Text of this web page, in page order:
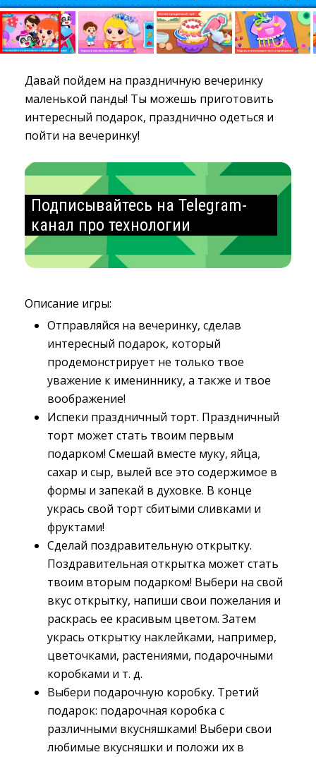
Давай пойдем на праздничную вечеринку
маленькой панды! Ты можешь приготовить
интересный подарок, празднично одеться и
пойти на вечеринку!
Подписывайтесь на Telegram-
канал про технологии
Описание игры:
Отправляйся на вечеринку, сделав
интересный подарок, который
продемонстрирует не только твое
уважение к имениннику, а также и твое
воображение!
Испеки праздничный торт. Праздничный
торт может стать твоим первым
подарком! Смешай вместе муку, яйца,
сахар и сыр, вылей все это содержимое в
формы и запекай в духовке. В конце
укрась свой торт сбитыми сливками и
фруктами!
Сделай поздравительную открытку.
Поздравительная открытка может стать
твоим вторым подарком! Выбери на свой
вкус открытку, напиши свои пожелания и
раскрась ее красивым цветом. Затем
укрась открытку наклейками, например,
цветочками, растениями, подарочными
коробками и т. д.
Выбери подарочную коробку. Третий
подарок: подарочная коробка с
различными вкусняшками! Выбери свои
любимые вкусняшки и положи их в